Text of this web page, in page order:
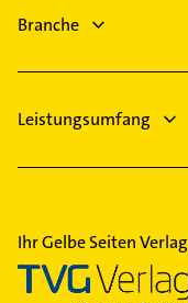
Immobilien
Branche
Leistungsumfang
Ihr Gelbe Seiten Verlag